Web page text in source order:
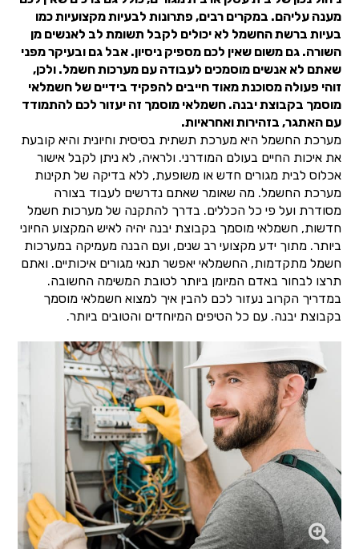
מענה עליהם. במקרים רבים, פתרונות לבעיות מקצועיות כמו
בעיות ברשת החשמל לא יכולים לקבל תשומת לב לאנשים מן
השורה. גם משום שאין לכם מספיק ניסיון. אבל גם ובעיקר מפני
שאתם לא אנשים מוסמכים לעבודה עם מערכות חשמל. ולכן,
זוהי פעולה מסוכנת מאוד חייבים להפקיד בידיים של חשמלאי
מוסמך בקבוצת יבנה. חשמלאי מוסמך זה יעזור לכם להתמודד
עם האתגר, בזהירות ואחראיות.
מערכת החשמל היא מערכת תשתית בסיסית וחיונית והיא קובעת
את איכות החיים בעולם המודרני. ולראיה, לא ניתן לקבל אישור
אכלוס לבית מגורים חדש או משופעת, ללא בדיקה של תקינות
מערכת החשמל. מה שאומר שאתם נדרשים לעבוד בצורה
מסודרת ועל פי כל הכללים. בדרך להתקנה של מערכות חשמל
חדשות, חשמלאי מוסמך בקבוצת יבנה יהיה לאיש המקצוע החיוני
ביותר. מתוך ידע מקצועי רב שנים, ועם הבנה מעמיקה במערכות
חשמל מתקדמות, החשמלאי יאפשר תנאי מגורים איכותיים. ואתם
תרצו לבחור באדם המיומן ביותר לטובת המשימה החשובה.
במדריך הקרוב נעזור לכם להבין איך למצוא חשמלאי מוסמך
בקבוצת יבנה. עם כל הטיפים המיוחדים והטובים ביותר.